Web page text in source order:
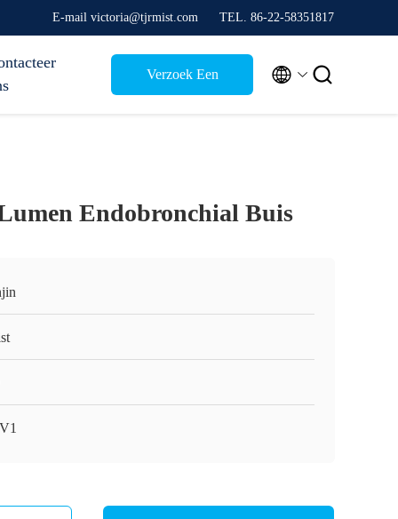
E-mail victoria@tjrmist.com TEL. 86-22-58351817
Verzoek Een  
Endobronchial Buis